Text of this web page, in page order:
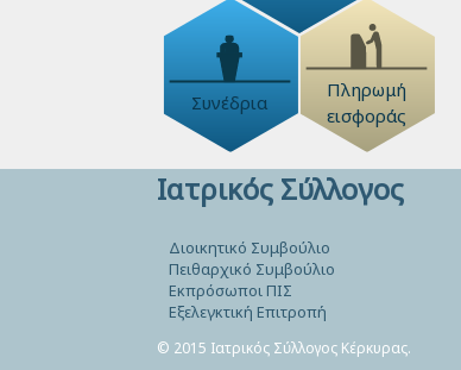
Συνέδρια
Πληρωμή
εισφοράς
Ιατρικός Σύλλογος
Διοικητικό Συμβούλιο
Πειθαρχικό Συμβούλιο
Εκπρόσωποι ΠΙΣ
Εξελεγκτική Επιτροπή
© 2015 Ιατρικός Σύλλογος Κέρκυρας.